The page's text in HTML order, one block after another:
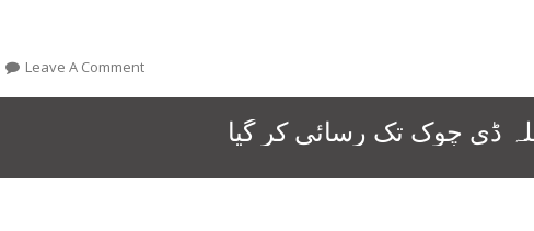
Leave A CommentOn